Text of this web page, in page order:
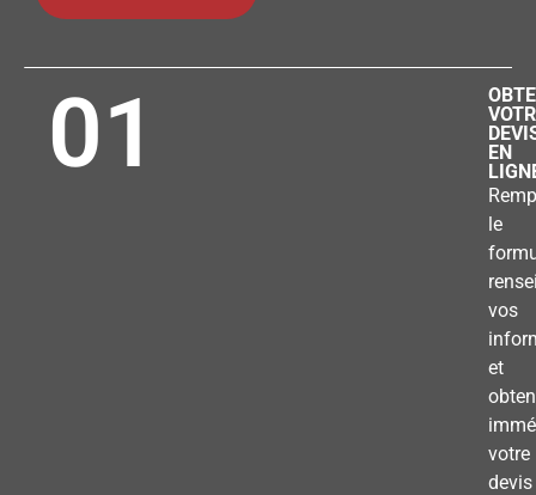
01
EN
le
vos
et
votre
devis